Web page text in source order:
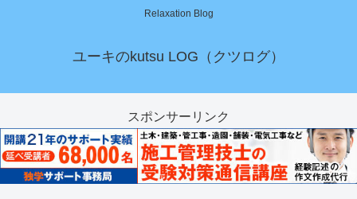
Relaxation Blog
ユーキのkutsu LOG（クツログ）
スポンサーリンク